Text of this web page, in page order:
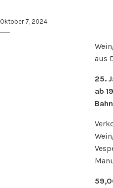
Oktober 7, 2024
aus
25.
ab